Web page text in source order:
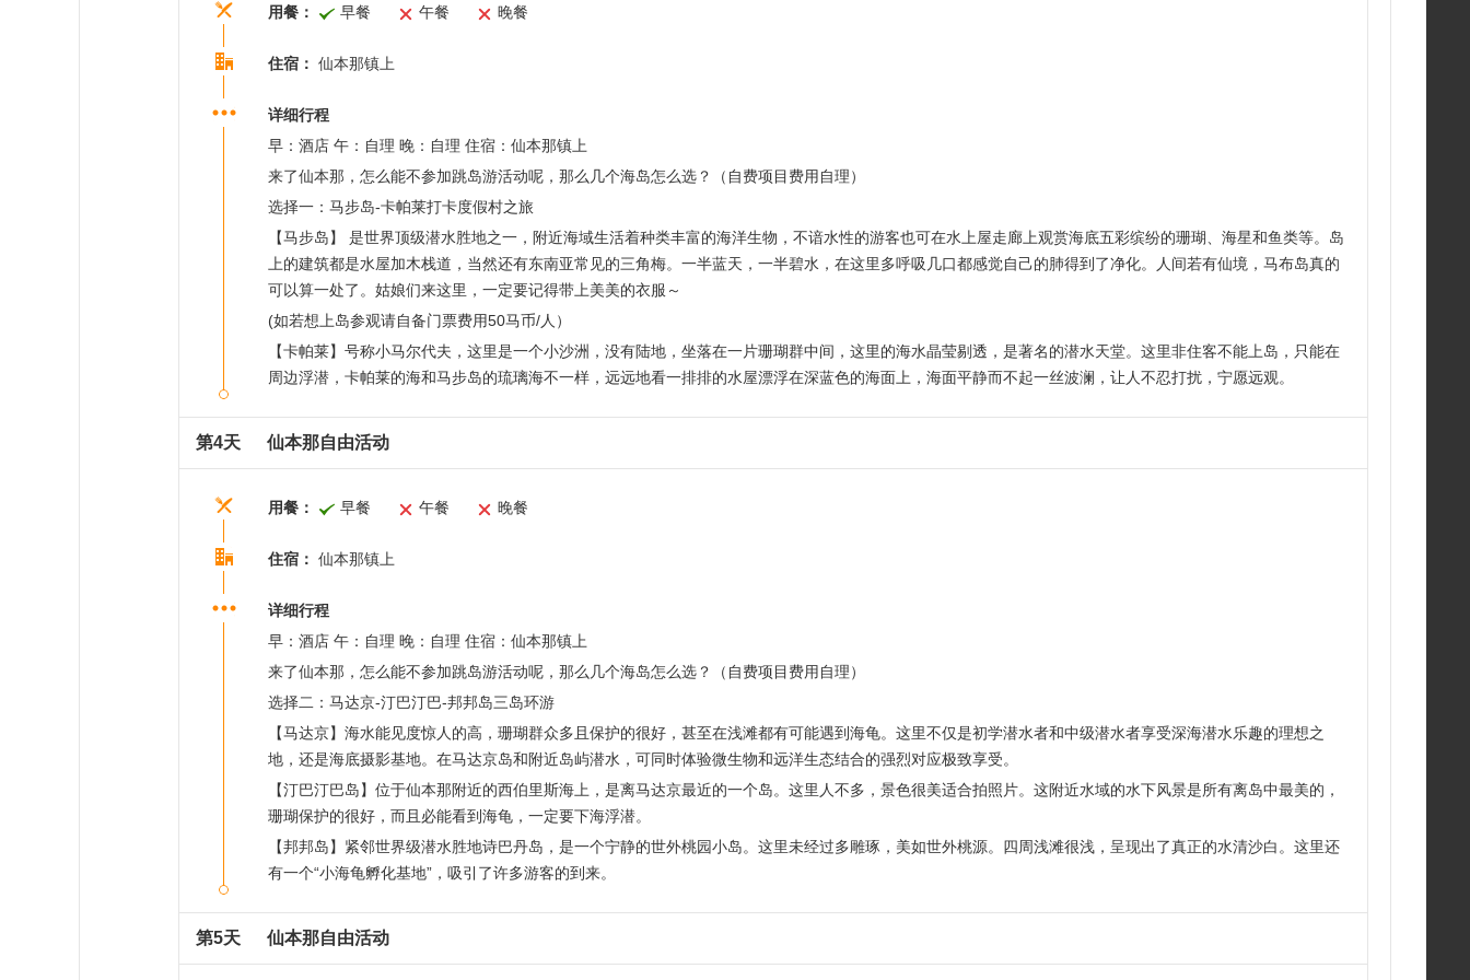
用餐： 早餐 午餐 晚餐
住宿： 仙本那镇上
详细行程
早：酒店 午：自理 晚：自理 住宿：仙本那镇上
来了仙本那，怎么能不参加跳岛游活动呢，那么几个海岛怎么选？（自费项目费用自理）
选择一：马步岛-卡帕莱打卡度假村之旅
【马步岛】 是世界顶级潜水胜地之一，附近海域生活着种类丰富的海洋生物，不谙水性的游客也可在水上屋走廊上观赏海底五彩缤纷的珊瑚、海星和鱼类等。岛
上的建筑都是水屋加木栈道，当然还有东南亚常见的三角梅。一半蓝天，一半碧水，在这里多呼吸几口都感觉自己的肺得到了净化。人间若有仙境，马布岛真的
可以算一处了。姑娘们来这里，一定要记得带上美美的衣服～
(如若想上岛参观请自备门票费用50马币/人）
【卡帕莱】号称小马尔代夫，这里是一个小沙洲，没有陆地，坐落在一片珊瑚群中间，这里的海水晶莹剔透，是著名的潜水天堂。这里非住客不能上岛，只能在
周边浮潜，卡帕莱的海和马步岛的琉璃海不一样，远远地看一排排的水屋漂浮在深蓝色的海面上，海面平静而不起一丝波澜，让人不忍打扰，宁愿远观。
第4天 仙本那自由活动
用餐： 早餐 午餐 晚餐
住宿： 仙本那镇上
详细行程
早：酒店 午：自理 晚：自理 住宿：仙本那镇上
来了仙本那，怎么能不参加跳岛游活动呢，那么几个海岛怎么选？（自费项目费用自理）
选择二：马达京-汀巴汀巴-邦邦岛三岛环游
【马达京】海水能见度惊人的高，珊瑚群众多且保护的很好，甚至在浅滩都有可能遇到海龟。这里不仅是初学潜水者和中级潜水者享受深海潜水乐趣的理想之
地，还是海底摄影基地。在马达京岛和附近岛屿潜水，可同时体验微生物和远洋生态结合的强烈对应极致享受。
【汀巴汀巴岛】位于仙本那附近的西伯里斯海上，是离马达京最近的一个岛。这里人不多，景色很美适合拍照片。这附近水域的水下风景是所有离岛中最美的，
珊瑚保护的很好，而且必能看到海龟，一定要下海浮潜。
【邦邦岛】紧邻世界级潜水胜地诗巴丹岛，是一个宁静的世外桃园小岛。这里未经过多雕琢，美如世外桃源。四周浅滩很浅，呈现出了真正的水清沙白。这里还
有一个“小海龟孵化基地”，吸引了许多游客的到来。
第5天 仙本那自由活动